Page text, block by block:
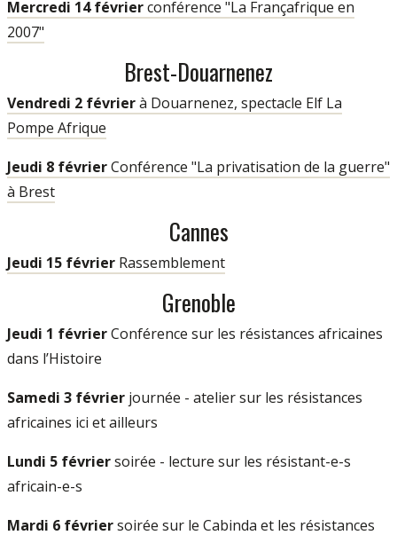
Mercredi 14 févrierconférence "La Françafrique en
2007"
Brest-Douarnenez
Vendredi 2 févrierà Douarnenez, spectacle Elf La
Pompe Afrique
Jeudi 8 févrierConférence "La privatisation de la guerre"
à Brest
Cannes
Jeudi 15 février Rassemblement
Grenoble
Jeudi 1 févrierConférence sur les résistances africaines
dans l’Histoire
Samedi 3 février journée - atelier sur les résistances
africaines ici et ailleurs
Lundi 5 févriersoirée - lecture sur les résistant-e-s
africain-e-s
Mardi 6 févriersoirée sur le Cabinda et les résistances